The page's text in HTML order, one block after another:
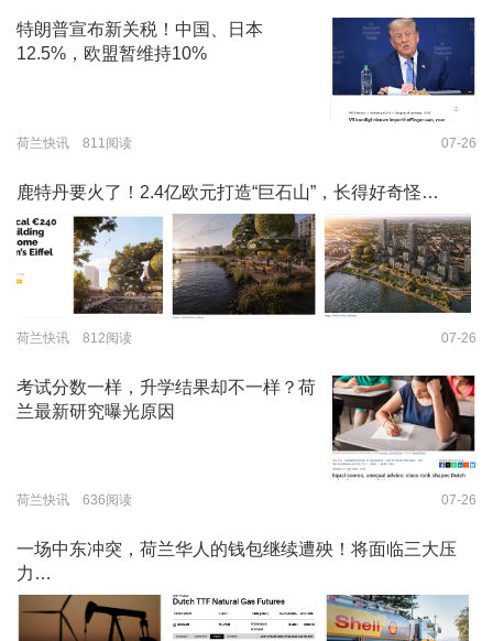
特朗普宣布新关税！中国、日本
12.5%，欧盟暂维持10%
荷兰快讯 811阅读 07-26
鹿特丹要火了！2.4亿欧元打造“巨石山”，长得好奇怪…
荷兰快讯 812阅读 07-26
考试分数一样，升学结果却不一样？荷
兰最新研究曝光原因
荷兰快讯 636阅读 07-26
一场中东冲突，荷兰华人的钱包继续遭殃！将面临三大压
力…